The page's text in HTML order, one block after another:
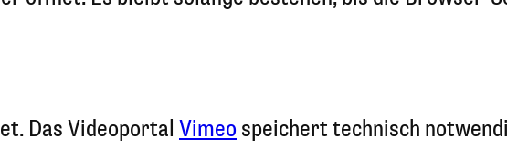
Das Videoportal Vimeo speichert technisch